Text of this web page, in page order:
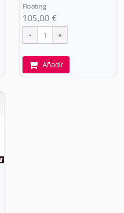
Floating
105,00 €
Añadir